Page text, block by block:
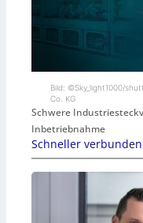
Bild: ©Sky_light1000/
Co. KG
Schwere
Inbetriebnahme
Schneller